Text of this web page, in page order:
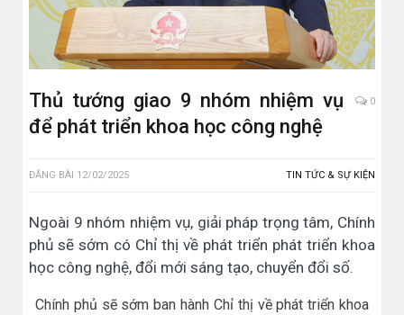
Thủ tướng giao 9 nhóm nhiệm vụ
để phát triển khoa học công nghệ
0
ĐĂNG BÀI 12/02/2025 TIN TỨC & SỰ KIỆN
Ngoài 9 nhóm nhiệm vụ, giải pháp trọng tâm, Chính
phủ sẽ sớm có Chỉ thị về phát triển phát triển khoa
học công nghệ, đổi mới sáng tạo, chuyển đổi số.
Chính phủ sẽ sớm ban hành Chỉ thị về phát triển khoa